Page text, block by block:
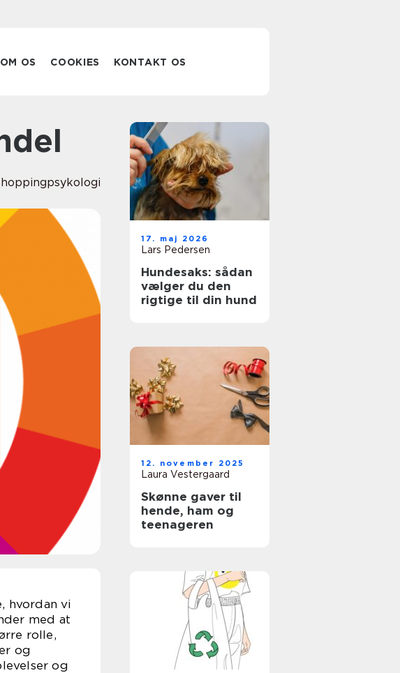
OM OS COOKIES KONTAKT OS
hvordan vi
med at
rolle,
og
og
17. maj 2026
Lars Pedersen
Hundesaks: sådan
vælger du den
rigtige til din hund
12. november 2025
Laura Vestergaard
Skønne gaver til
hende, ham og
teenageren